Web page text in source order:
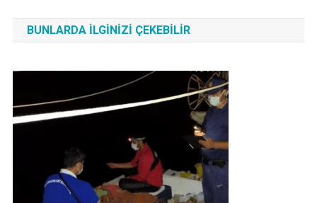
gezinmesi
BUNLARDA İLGINIZI ÇEKEBILIR